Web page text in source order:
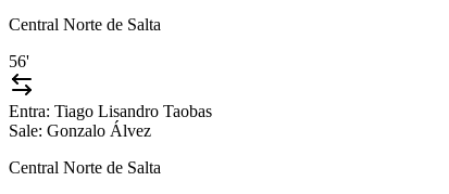
Central Norte de Salta
56'
Entra: Tiago Lisandro Taobas
Sale: Gonzalo Álvez
Central Norte de Salta